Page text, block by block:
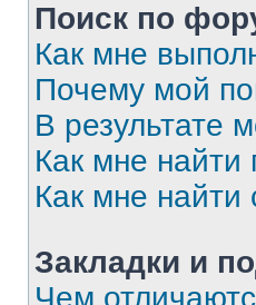
Поиск по
Как мне
Почему мой
В результате
Как мне найти
Как мне
Закладки и
Чем